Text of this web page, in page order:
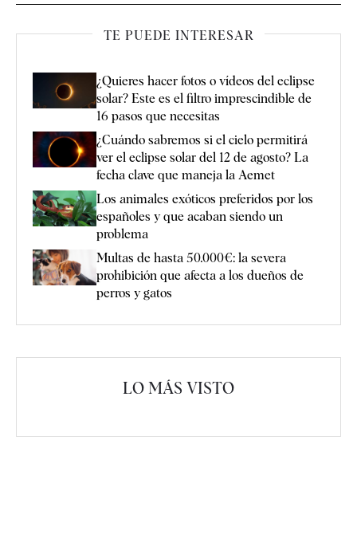
TE PUEDE INTERESAR
¿Quieres hacer fotos o vídeos del eclipse
solar? Este es el filtro imprescindible de
16 pasos que necesitas
¿Cuándo sabremos si el cielo permitirá
ver el eclipse solar del 12 de agosto? La
fecha clave que maneja la Aemet
Los animales exóticos preferidos por los
españoles y que acaban siendo un
problema
Multas de hasta 50.000€: la severa
prohibición que afecta a los dueños de
perros y gatos
LO MÁS VISTO